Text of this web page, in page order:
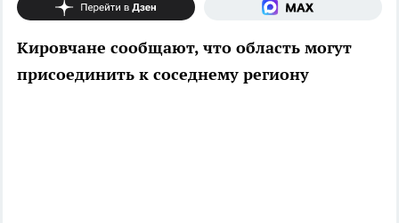
Кировчане сообщают, что область могут
присоединить к соседнему региону